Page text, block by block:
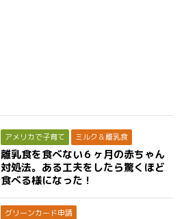
アメリカで子育て ミルク＆離乳食
離乳食を食べない６ヶ月の赤ちゃん
対処法。ある工夫をしたら驚くほど
食べる様になった！
グリーンカード申請